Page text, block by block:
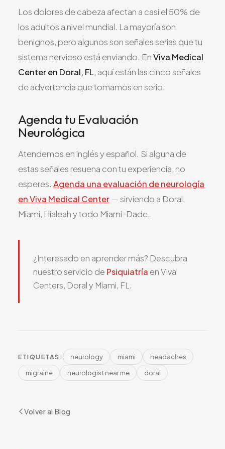
Ansiedad
Trastorno Bipolar
Manejo de Medicamentos
Todas las Condiciones
Los dolores de cabeza afectan a casi el 50% de
los adultos a nivel mundial. La mayoría son
benignos, pero algunos son señales serias que tu
sistema nervioso está enviando. EnViva Medical
Center en Doral, FL, aquí están las cinco señales
de advertencia que tomamos en serio.
Agenda tu Evaluación
Neurológica
Atendemos en inglés y español. Si alguna de
estas señales resuena con tu experiencia, no
esperes. Agenda una evaluación de neurología
en Viva Medical Center— sirviendo a Doral,
Miami, Hialeah y todo Miami-Dade.
¿Interesado en aprender más? Descubra
nuestro servicio de Psiquiatría en Viva
Centers, Doral y Miami, FL.
ETIQUETAS: neurology miami
headaches
migraine
neurologist near me doral
Volver al Blog